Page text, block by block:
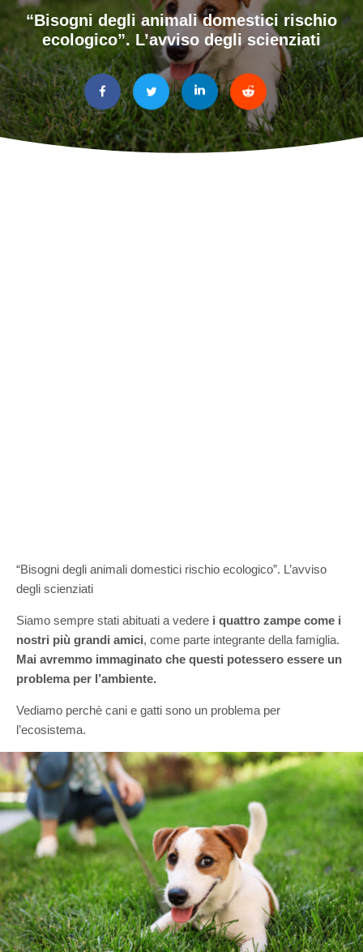
“Bisogni degli animali domestici rischio
ecologico”. L’avviso degli scienziati
“Bisogni degli animali domestici rischio ecologico”. L’avviso
degli scienziati
Siamo sempre stati abituati a vedere i quattro zampe come i
nostri più grandi amici, come parte integrante della famiglia.
Mai avremmo immaginato che questi potessero essere un
problema per l’ambiente.
Vediamo perchè cani e gatti sono un problema per
l’ecosistema.